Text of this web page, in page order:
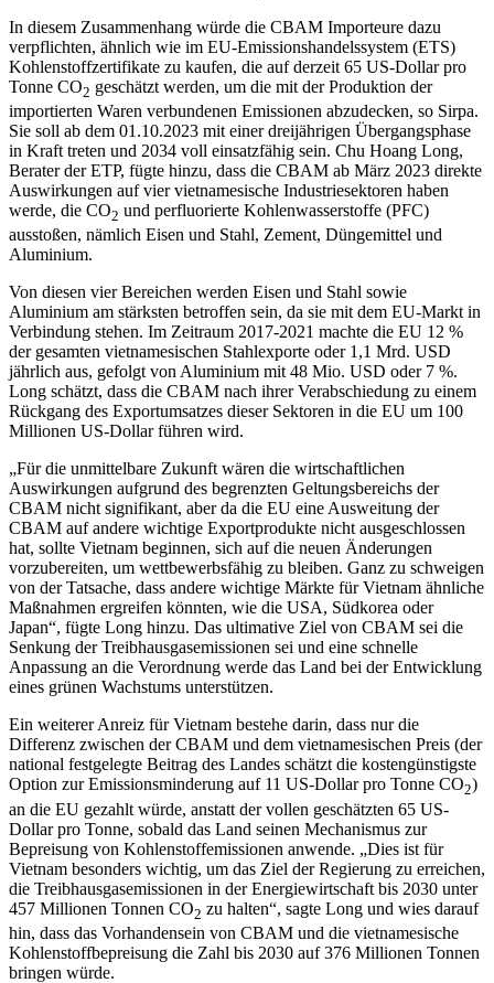
In diesem Zusammenhang würde die CBAM Importeure dazu
verpflichten, ähnlich wie im EU-Emissionshandelssystem (ETS)
Kohlenstoffzertifikate zu kaufen, die auf derzeit 65 US-Dollar pro
Tonne CO2 geschätzt werden, um die mit der Produktion der
importierten Waren verbundenen Emissionen abzudecken, so Sirpa.
Sie soll ab dem 01.10.2023 mit einer dreijährigen Übergangsphase
in Kraft treten und 2034 voll einsatzfähig sein. Chu Hoang Long,
Berater der ETP, fügte hinzu, dass die CBAM ab März 2023 direkte
Auswirkungen auf vier vietnamesische Industriesektoren haben
werde, die CO2 und perfluorierte Kohlenwasserstoffe (PFC)
ausstoßen, nämlich Eisen und Stahl, Zement, Düngemittel und
Aluminium.
Von diesen vier Bereichen werden Eisen und Stahl sowie
Aluminium am stärksten betroffen sein, da sie mit dem EU-Markt in
Verbindung stehen. Im Zeitraum 2017-2021 machte die EU 12 %
der gesamten vietnamesischen Stahlexporte oder 1,1 Mrd. USD
jährlich aus, gefolgt von Aluminium mit 48 Mio. USD oder 7 %.
Long schätzt, dass die CBAM nach ihrer Verabschiedung zu einem
Rückgang des Exportumsatzes dieser Sektoren in die EU um 100
Millionen US-Dollar führen wird.
„Für die unmittelbare Zukunft wären die wirtschaftlichen
Auswirkungen aufgrund des begrenzten Geltungsbereichs der
CBAM nicht signifikant, aber da die EU eine Ausweitung der
CBAM auf andere wichtige Exportprodukte nicht ausgeschlossen
hat, sollte Vietnam beginnen, sich auf die neuen Änderungen
vorzubereiten, um wettbewerbsfähig zu bleiben. Ganz zu schweigen
von der Tatsache, dass andere wichtige Märkte für Vietnam ähnliche
Maßnahmen ergreifen könnten, wie die USA, Südkorea oder
Japan“, fügte Long hinzu. Das ultimative Ziel von CBAM sei die
Senkung der Treibhausgasemissionen sei und eine schnelle
Anpassung an die Verordnung werde das Land bei der Entwicklung
eines grünen Wachstums unterstützen.
Ein weiterer Anreiz für Vietnam bestehe darin, dass nur die
Differenz zwischen der CBAM und dem vietnamesischen Preis (der
national festgelegte Beitrag des Landes schätzt die kostengünstigste
Option zur Emissionsminderung auf 11 US-Dollar pro Tonne CO2)
an die EU gezahlt würde, anstatt der vollen geschätzten 65 US-
Dollar pro Tonne, sobald das Land seinen Mechanismus zur
Bepreisung von Kohlenstoffemissionen anwende. „Dies ist für
Vietnam besonders wichtig, um das Ziel der Regierung zu erreichen,
die Treibhausgasemissionen in der Energiewirtschaft bis 2030 unter
457 Millionen Tonnen CO2 zu halten“, sagte Long und wies darauf
hin, dass das Vorhandensein von CBAM und die vietnamesische
Kohlenstoffbepreisung die Zahl bis 2030 auf 376 Millionen Tonnen
bringen würde.